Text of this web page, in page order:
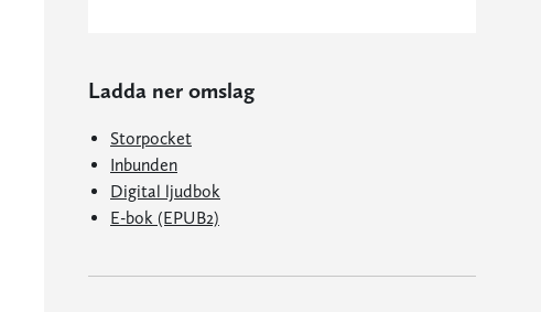
Ladda ner omslag
Storpocket
Inbunden
Digital ljudbok
E-bok (EPUB2)